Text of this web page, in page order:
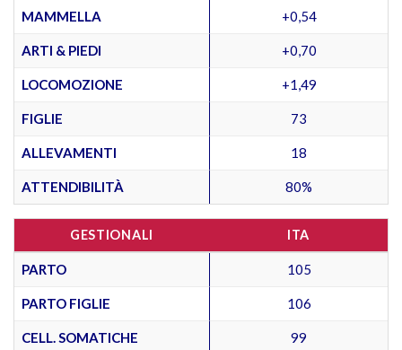
MAMMELLA +0,54
ARTI & PIEDI +0,70
LOCOMOZIONE +1,49
FIGLIE 73
ALLEVAMENTI 18
ATTENDIBILITÀ 80%
GESTIONALI ITA
PARTO 105
PARTO FIGLIE 106
CELL. SOMATICHE 99